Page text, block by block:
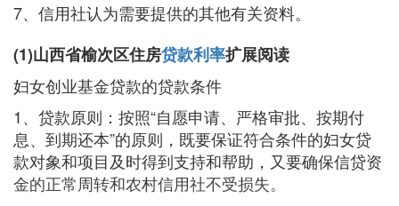
7、信用社认为需要提供的其他有关资料。
(1)山西省榆次区住房贷款利率扩展阅读
妇女创业基金贷款的贷款条件
1、贷款原则：按照“自愿申请、严格审批、按期付
息、到期还本”的原则，既要保证符合条件的妇女贷
款对象和项目及时得到支持和帮助，又要确保信贷资
金的正常周转和农村信用社不受损失。